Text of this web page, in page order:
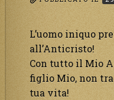
L’uomo iniquo
all’Anticristo!
Con tutto il Mio
figlio Mio, non
tua vita!